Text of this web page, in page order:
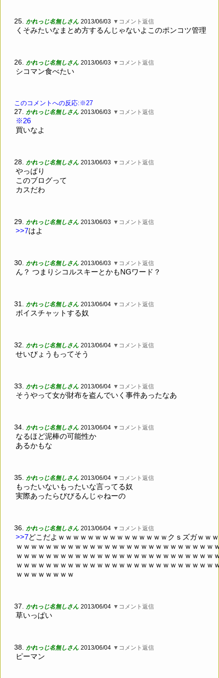
25. かれっじ名無しさん 2013/06/03 ▼コメント返信
くそみたいなまとめ方するんじゃないよこのポンコツ管理
26. かれっじ名無しさん 2013/06/03 ▼コメント返信
シコマン食べたい
このコメントへの反応:※27
27. かれっじ名無しさん 2013/06/03 ▼コメント返信
※26
買いなよ
28. かれっじ名無しさん 2013/06/03 ▼コメント返信
やっぱり
このブログって
カスだわ
29. かれっじ名無しさん 2013/06/03 ▼コメント返信
>>7はよ
30. かれっじ名無しさん 2013/06/03 ▼コメント返信
ん？ つまりシコルスキーとかもNGワード？
31. かれっじ名無しさん 2013/06/04 ▼コメント返信
ボイスチャットする奴
32. かれっじ名無しさん 2013/06/04 ▼コメント返信
せいびょうもってそう
33. かれっじ名無しさん 2013/06/04 ▼コメント返信
そうやって女が財布を盗んでいく事件あったなあ
34. かれっじ名無しさん 2013/06/04 ▼コメント返信
なるほど泥棒の可能性か
あるかもな
35. かれっじ名無しさん 2013/06/04 ▼コメント返信
もったいないもったいな言ってる奴
実際あったらびびるんじゃねーの
36. かれっじ名無しさん 2013/06/04 ▼コメント返信
>>7どこだよｗｗｗｗｗｗｗｗｗｗｗｗｗｗｗクｓズガｗｗ
ｗｗｗｗｗｗｗｗｗｗｗｗｗｗｗｗｗｗｗｗｗｗｗｗｗｗｗ
ｗｗｗｗｗｗｗｗｗｗｗｗｗｗｗｗｗｗｗｗｗｗｗｗｗｗｗ
ｗｗｗｗｗｗｗｗｗｗｗｗｗｗｗｗｗｗｗｗｗｗｗｗｗｗｗ
ｗｗｗｗｗｗｗｗ
37. かれっじ名無しさん 2013/06/04 ▼コメント返信
草いっぱい
38. かれっじ名無しさん 2013/06/04 ▼コメント返信
ピーマン